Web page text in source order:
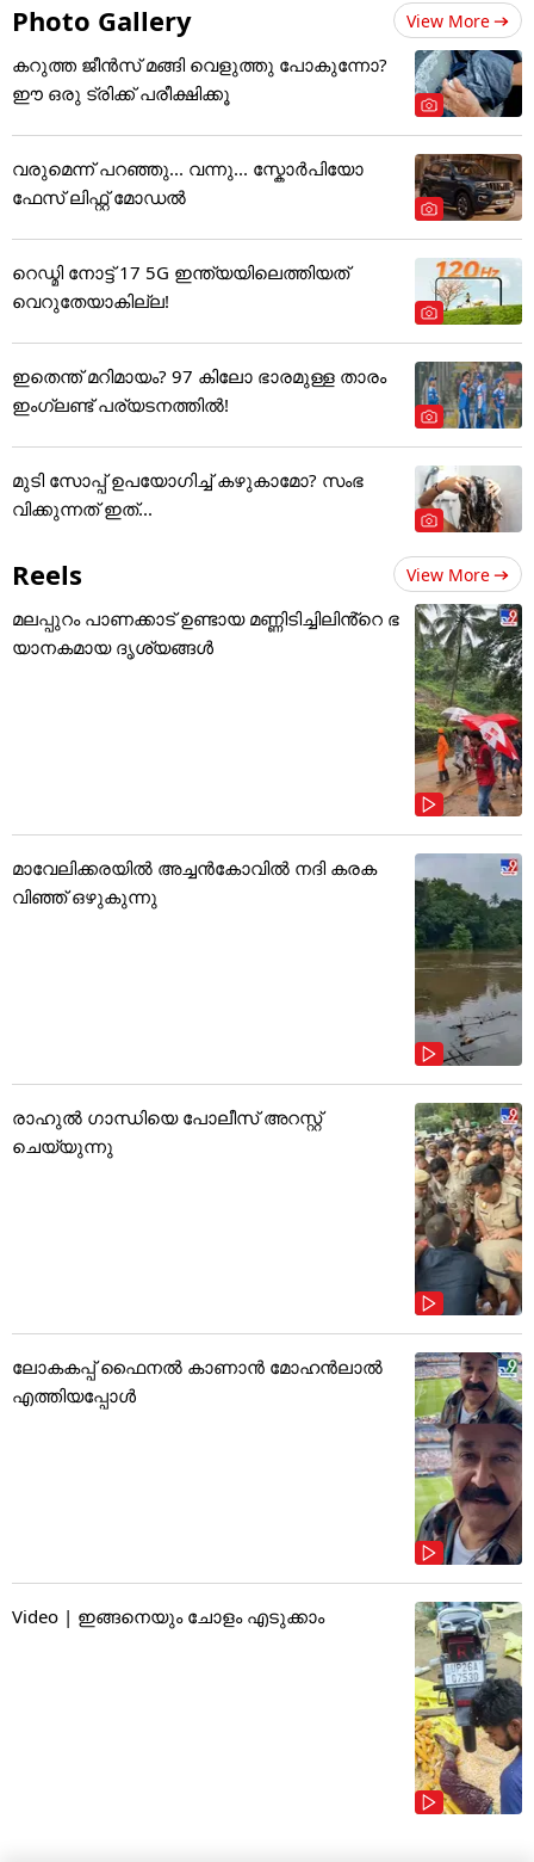
Photo Gallery View More
കറുത്ത ജീൻസ് മങ്ങി വെളുത്തു പോകുന്നോ?
ഈ ഒരു ട്രിക്ക് പരീക്ഷിക്കൂ
വരുമെന്ന് പറഞ്ഞു... വന്നു... സ്കോർപിയോ
ഫേസ് ലിഫ്റ്റ് മോഡൽ
റെഡ്മി നോട്ട് 17 5G ഇന്ത്യയിലെത്തിയത്
വെറുതേയാകില്ല!
ഇതെന്ത് മറിമായം? 97 കിലോ ഭാരമുള്ള താരം
ഇംഗ്ലണ്ട് പര്യടനത്തില്‍!
മുടി സോപ്പ് ഉപയോഗിച്ച് കഴുകാമോ? സംഭ
വിക്കുന്നത് ഇത്...
Reels View More
മലപ്പുറം പാണക്കാട് ഉണ്ടായ മണ്ണിടിച്ചിലിൻ്റെ ഭ
യാനകമായ ദൃശ്യങ്ങൾ
മാവേലിക്കരയിൽ അച്ചൻകോവിൽ നദി കരക
വിഞ്ഞ് ഒഴുകുന്നു
രാഹുൽ ഗാന്ധിയെ പോലീസ് അറസ്റ്റ്
ചെയ്യുന്നു
ലോകകപ്പ് ഫൈനൽ കാണാൻ മോഹൻലാൽ
എത്തിയപ്പോൾ
Video | ഇങ്ങനെയും ചോളം എടുക്കാം